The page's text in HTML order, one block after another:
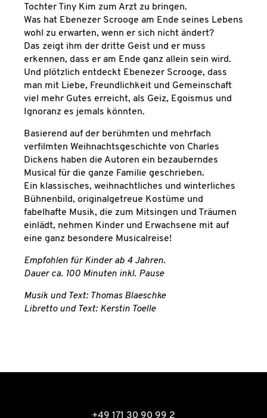
Tochter Tiny Kim zum Arzt zu bringen.
Was hat Ebenezer Scrooge am Ende seines Lebens
wohl zu erwarten, wenn er sich nicht ändert?
Das zeigt ihm der dritte Geist und er muss
erkennen, dass er am Ende ganz allein sein wird.
Und plötzlich entdeckt Ebenezer Scrooge, dass
man mit Liebe, Freundlichkeit und Gemeinschaft
viel mehr Gutes erreicht, als Geiz, Egoismus und
Ignoranz es jemals könnten.
Basierend auf der berühmten und mehrfach
verfilmten Weihnachtsgeschichte von Charles
Dickens haben die Autoren ein bezauberndes
Musical für die ganze Familie geschrieben.
Ein klassisches, weihnachtliches und winterliches
Bühnenbild, originalgetreue Kostüme und
fabelhafte Musik, die zum Mitsingen und Träumen
einlädt, nehmen Kinder und Erwachsene mit auf
eine ganz besondere Musicalreise!
Empfohlen für Kinder ab 4 Jahren.
Dauer ca. 100 Minuten inkl. Pause
Musik und Text: Thomas Blaeschke
Libretto und Text: Kerstin Toelle
+49 171 30 90 99 2